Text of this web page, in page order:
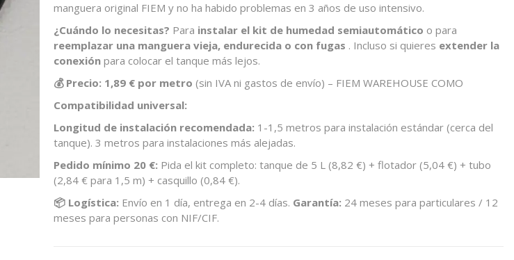
manguera original FIEM y no ha habido problemas en 3 años de uso intensivo.
¿Cuándo lo necesitas? Para instalar el kit de humedad semiautomático o para
reemplazar una manguera vieja, endurecida o con fugas . Incluso si quieres extender la
conexión para colocar el tanque más lejos.
💰 Precio: 1,89 € por metro (sin IVA ni gastos de envío) – FIEM WAREHOUSE COMO
Compatibilidad universal:
Longitud de instalación recomendada: 1-1,5 metros para instalación estándar (cerca del
tanque). 3 metros para instalaciones más alejadas.
Pedido mínimo 20 €: Pida el kit completo: tanque de 5 L (8,82 €) + flotador (5,04 €) + tubo
(2,84 € para 1,5 m) + casquillo (0,84 €).
📦 Logística: Envío en 1 día, entrega en 2-4 días. Garantía: 24 meses para particulares / 12
meses para personas con NIF/CIF.